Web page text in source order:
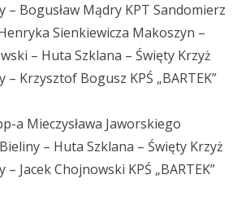
– Bogusław Mądry KPT Sandomierz
Sienkiewicza Makoszyn –
– Huta Szklana – Święty Krzyż
Krzysztof Bogusz KPŚ „BARTEK”
a Mieczysława Jaworskiego
– Huta Szklana – Święty Krzyż
Jacek Chojnowski KPŚ „BARTEK”